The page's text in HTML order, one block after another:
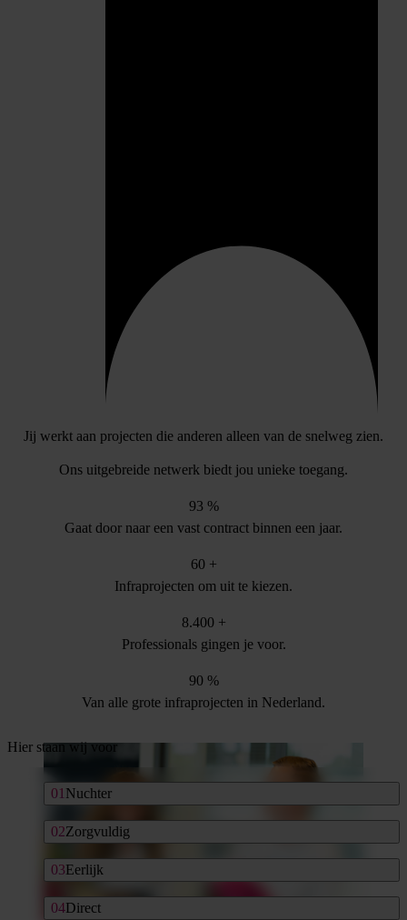
Jij werkt aan projecten die anderen alleen van de snelweg zien.
Ons uitgebreide netwerk biedt jou unieke toegang.
93 %
Gaat door naar een vast contract binnen een jaar.
60 +
Infraprojecten om uit te kiezen.
8.400 +
Professionals gingen je voor.
90 %
Van alle grote infraprojecten in Nederland.
Hier staan wij voor
Nuchter
Zorgvuldig
Eerlijk
Direct